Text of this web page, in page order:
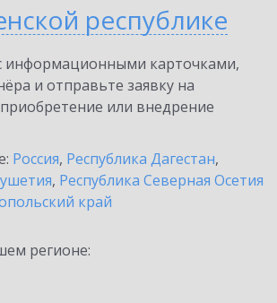
республике
информационными карточками,
и отправьте заявку на
или внедрение
Россия, Республика Дагестан,
, Республика Северная Осетия
край
регионе: